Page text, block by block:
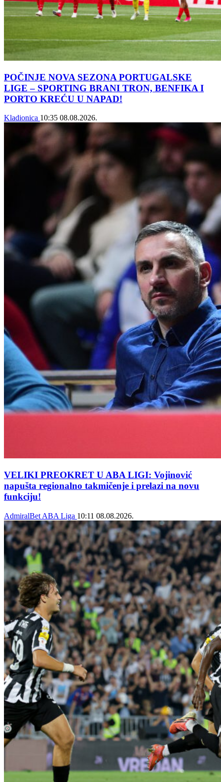
POČINJE NOVA SEZONA PORTUGALSKE
LIGE – SPORTING BRANI TRON, BENFIKA I
PORTO KREĆU U NAPAD!
Kladionica 10:35 08.08.2026.
VELIKI PREOKRET U ABA LIGI: Vojinović
napušta regionalno takmičenje i prelazi na novu
funkciju!
AdmiralBet ABA Liga 10:11 08.08.2026.